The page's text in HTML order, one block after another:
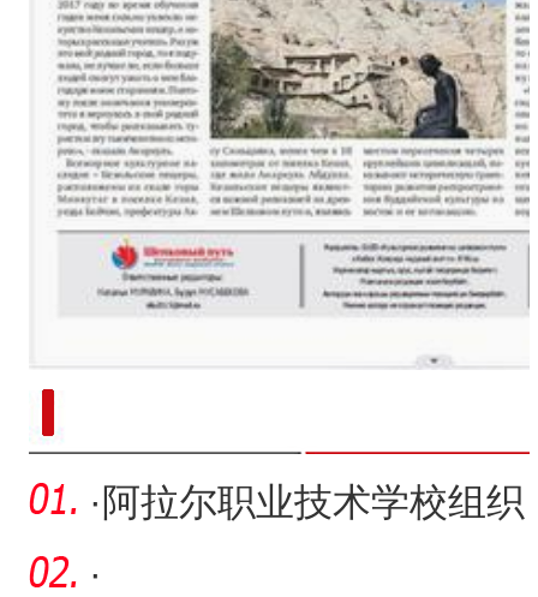
· 阿拉尔职业技术学校组织
学生赴企业参观学习
·